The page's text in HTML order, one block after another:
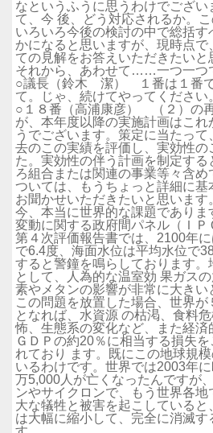
なというふうに思うわけでござい
て、今 後、どう対応されるか。
いろいろ今後の検討の中で総括す
かになると思いますが、現時点で
ての見解をお答えいただきたいと
それから、あわせて……一つ一
○議長（鈴木 潔） １番は１番
て。じゃ、続けてやってください
○１８番（高浦康彦） （２）の
が、本年度以降の実施計画はこれ
うでございます。策定に当たっ
去のこの実績を評価し、実効性の
た。実効性の伴う計画を制定す
ろ組合または関連の事業等々含め
ついては、もうちょっと詳細に基
お聞かせいただきたいと思います
今、本当に世界的な課題でありま
変動に関する政府間パネル（ＩＰ
第４次評価報告書では、2100年
で6.4度、海面水位は平均水位で
すると警鐘を鳴らしております。
として、人為的な温室効 果ガス
素やメタンの影響が非常に大きい
この問題を放置した場合、世界が
となれば、水資源 の枯渇、食料
怖、生態系の変化など、また経
ＧＤＰの約20％に相当する損失
れており ます。既にこの地球規
いるわけです。世界では2003年
万5,000人が亡くなったんですが
ンやサイクロンで、もう世界各
大な犠牲と被害を起こしていると
は大幅に縮小して、完全に消滅